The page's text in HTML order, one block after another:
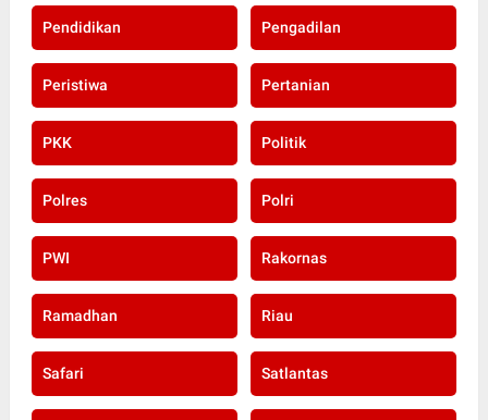
Pendidikan Pengadilan
Peristiwa Pertanian
PKK Politik
Polres Polri
PWI Rakornas
Ramadhan Riau
Safari Satlantas